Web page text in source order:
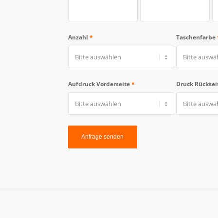
Anzahl * Taschenfarbe
Aufdruck Vorderseite* Druck